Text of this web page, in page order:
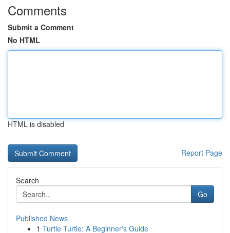
Comments
Submit a Comment
No HTML
HTML is disabled
Report Page
Search
Go
Published News
1 Turtle Turtle: A Beginner's Guide